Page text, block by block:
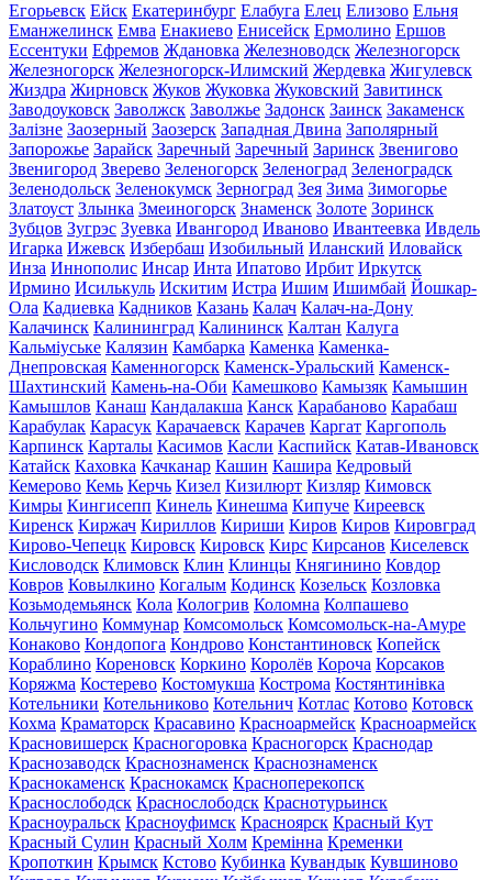
Егорьевск Ейск Екатеринбург Елабуга Елец Елизово Ельня
Еманжелинск Емва Енакиево Енисейск Ермолино Ершов
Ессентуки Ефремов Ждановка Железноводск Железногорск
Железногорск Железногорск-Илимский Жердевка Жигулевск
Жиздра Жирновск Жуков Жуковка Жуковский Завитинск
Заводоуковск Заволжск Заволжье Задонск Заинск Закаменск
Залізне Заозерный Заозерск Западная Двина Заполярный
Запорожье Зарайск Заречный Заречный Заринск Звенигово
Звенигород Зверево Зеленогорск Зеленоград Зеленоградск
Зеленодольск Зеленокумск Зерноград Зея Зима Зимогорье
Златоуст Злынка Змеиногорск Знаменск Золоте Зоринск
Зубцов Зугрэс Зуевка Ивангород Иваново Ивантеевка Ивдель
Игарка Ижевск Избербаш Изобильный Иланский Иловайск
Инза Иннополис Инсар Инта Ипатово Ирбит Иркутск
Ирмино Исилькуль Искитим Истра Ишим Ишимбай Йошкар-
Ола Кадиевка Кадников Казань Калач Калач-на-Дону
Калачинск Калининград Калининск Калтан Калуга
Кальміуське Калязин Камбарка Каменка Каменка-
Днепровская Каменногорск Каменск-Уральский Каменск-
Шахтинский Камень-на-Оби Камешково Камызяк Камышин
Камышлов Канаш Кандалакша Канск Карабаново Карабаш
Карабулак Карасук Карачаевск Карачев Каргат Каргополь
Карпинск Карталы Касимов Касли Каспийск Катав-Ивановск
Катайск Каховка Качканар Кашин Кашира Кедровый
Кемерово Кемь Керчь Кизел Кизилюрт Кизляр Кимовск
Кимры Кингисепп Кинель Кинешма Кипуче Киреевск
Киренск Киржач Кириллов Кириши Киров Киров Кировград
Кирово-Чепецк Кировск Кировск Кирс Кирсанов Киселевск
Кисловодск Климовск Клин Клинцы Княгинино Ковдор
Ковров Ковылкино Когалым Кодинск Козельск Козловка
Козьмодемьянск Кола Кологрив Коломна Колпашево
Кольчугино Коммунар Комсомольск Комсомольск-на-Амуре
Конаково Кондопога Кондрово Константиновск Копейск
Кораблино Кореновск Коркино Королёв Короча Корсаков
Коряжма Костерево Костомукша Кострома Костянтинівка
Котельники Котельниково Котельнич Котлас Котово Котовск
Кохма Краматорск Красавино Красноармейск Красноармейск
Красновишерск Красногоровка Красногорск Краснодар
Краснозаводск Краснознаменск Краснознаменск
Краснокаменск Краснокамск Красноперекопск
Краснослободск Краснослободск Краснотурьинск
Красноуральск Красноуфимск Красноярск Красный Кут
Красный Сулин Красный Холм Кремінна Кременки
Кропоткин Крымск Кстово Кубинка Кувандык Кувшиново